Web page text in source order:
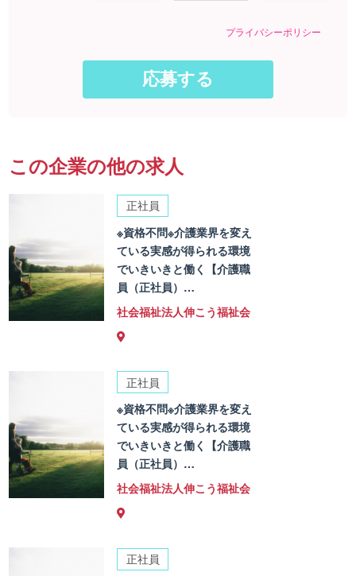
プライバシーポリシー
この企業の他の求人
正社員
※資格不問※介護業界を変え
ている実感が得られる環境
でいきいきと働く【介護職
員（正社員）…
社会福祉法人伸こう福祉会
正社員
※資格不問※介護業界を変え
ている実感が得られる環境
でいきいきと働く【介護職
員（正社員）…
社会福祉法人伸こう福祉会
正社員